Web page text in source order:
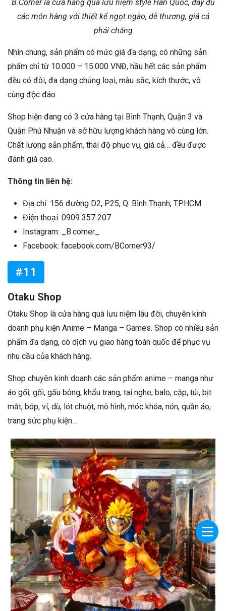
B.Corner là cửa hàng quà lưu niệm style Hàn Quốc, đầy đủ
các món hàng với thiết kế ngọt ngào, dễ thương, giá cả
phải chăng
Nhìn chung, sản phẩm có mức giá đa dạng, có những sản
phẩm chỉ từ 10.000 – 15.000 VNĐ, hầu hết các sản phẩm
đều có đôi, đa dạng chủng loại, màu sắc, kích thước, vô
cùng độc đáo.
Shop hiện đang có 3 cửa hàng tại Bình Thạnh, Quận 3 và
Quận Phú Nhuận và sở hữu lượng khách hàng vô cùng lớn.
Chất lượng sản phẩm, thái độ phục vụ, giá cả… đều được
đánh giá cao.
Thông tin liên hệ:
Địa chỉ: 156 đường D2, P.25, Q. Bình Thạnh, TPHCM
Điện thoại: 0909 357 207
Instagram: _B.corner_
Facebook: facebook.com/BCorner93/
#11
Otaku Shop
Otaku Shop là cửa hàng quà lưu niệm lâu đời, chuyên kinh
doanh phụ kiện Anime – Manga – Games. Shop có nhiều sản
phẩm đa dạng, có dịch vụ giao hàng toàn quốc để phục vụ
nhu cầu của khách hàng.
Shop chuyên kinh doanh các sản phẩm anime – manga như
áo gối, gối, gấu bông, khẩu trang, tai nghe, balo, cặp, túi, bịt
mắt, bóp, ví, dù, lót chuột, mô hình, móc khóa, nón, quần áo,
trang sức phụ kiện…